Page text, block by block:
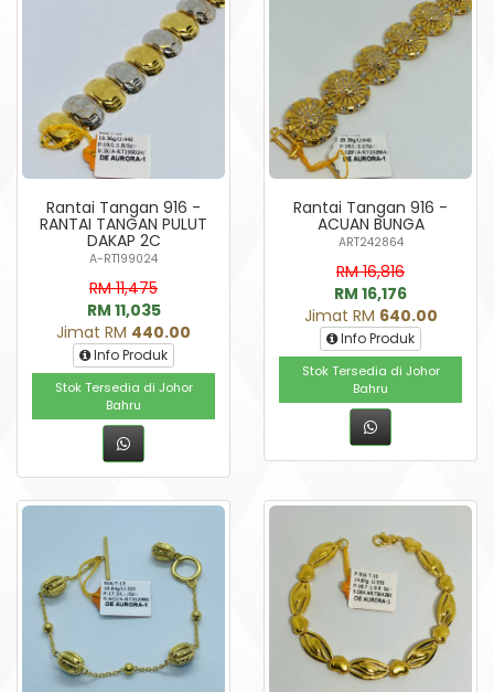
Rantai Tangan 916 -
RANTAI TANGAN PULUT
DAKAP 2C
A-RT199024
RM 11,475
RM 11,035
Jimat RM 440.00
Info Produk
Stok Tersedia di Johor
Bahru
Rantai Tangan 916 -
ACUAN BUNGA
ART242864
RM 16,816
RM 16,176
Jimat RM 640.00
Info Produk
Stok Tersedia di Johor
Bahru